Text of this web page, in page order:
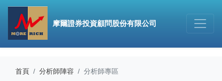
摩爾證券投資顧問股份有限公司
首頁 分析師陣容 分析師專區